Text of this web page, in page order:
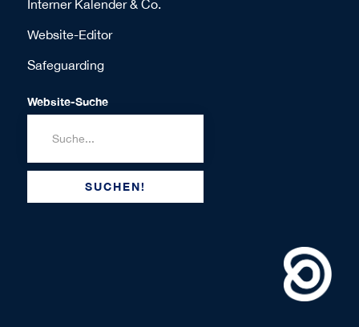
Interner Kalender & Co.
Website-Editor
Safeguarding
Website-Suche